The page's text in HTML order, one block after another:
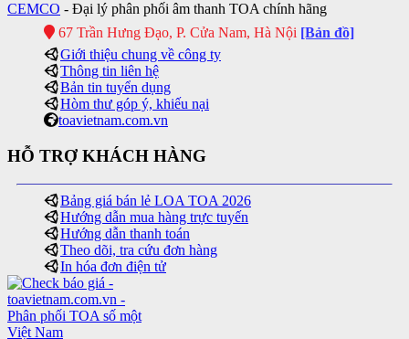
CEMCO - Đại lý phân phối âm thanh TOA chính hãng
67 Trần Hưng Đạo, P. Cửa Nam, Hà Nội [Bản đồ]
Giới thiệu chung về công ty
Thông tin liên hệ
Bản tin tuyển dụng
Hòm thư góp ý, khiếu nại
toavietnam.com.vn
HỖ TRỢ KHÁCH HÀNG
Bảng giá bán lẻ LOA TOA 2026
Hướng dẫn mua hàng trực tuyến
Hướng dẫn thanh toán
Theo dõi, tra cứu đơn hàng
In hóa đơn điện tử